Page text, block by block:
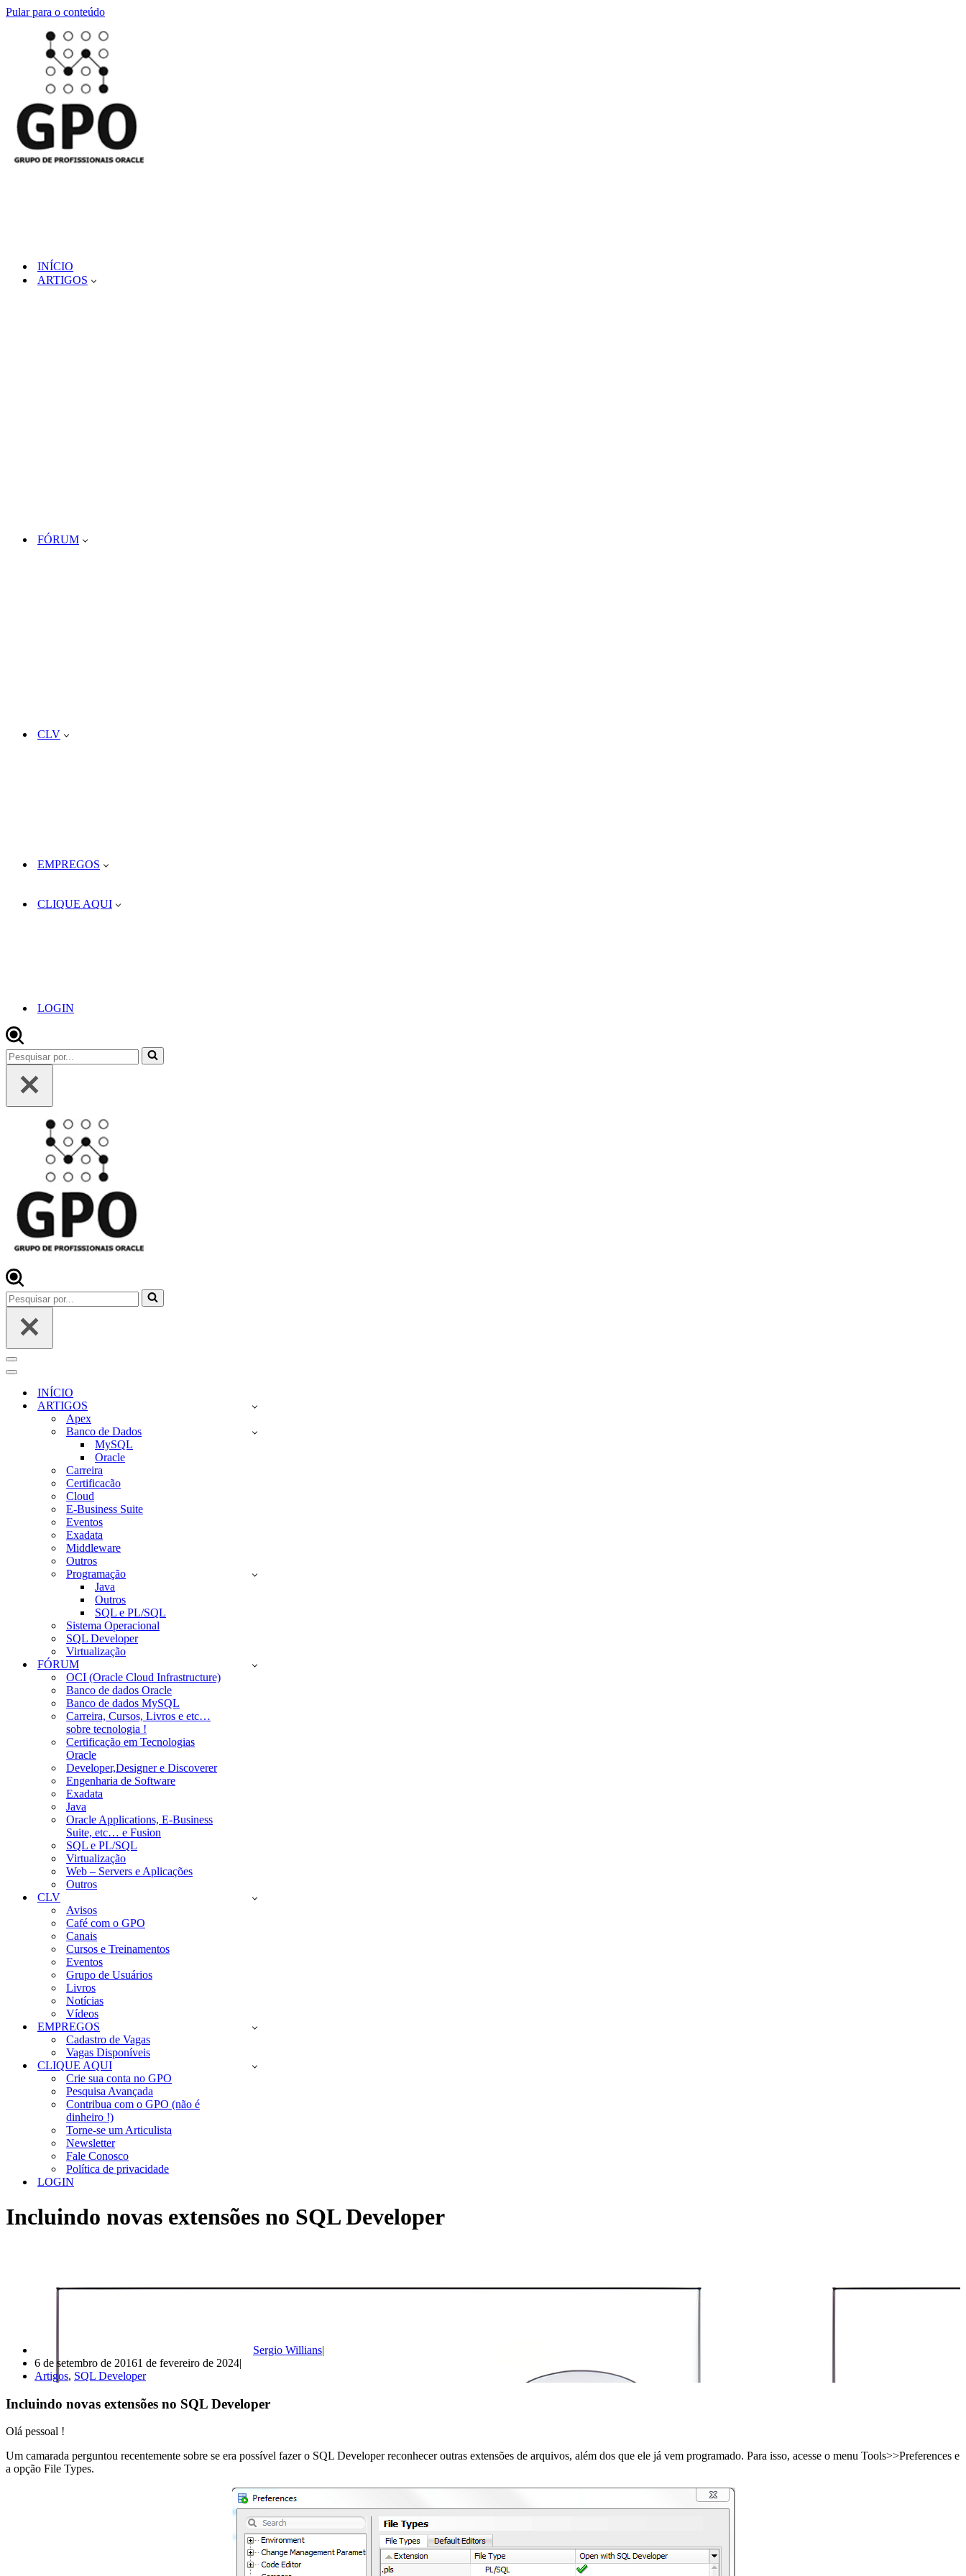
Pular para o conteúdo
INÍCIO
ARTIGOS
FÓRUM
CLV
EMPREGOS
CLIQUE AQUI
LOGIN
Pesquisar
por...
Pesquisar
por...
Menu
de
navegação
Menu
navegaçãoINÍCIO
ARTIGOS
Apex
Banco de Dados
MySQL
Oracle
Carreira
Certificacão
Cloud
E-Business Suite
Eventos
Exadata
Middleware
Outros
Programação
Java
Outros
SQL e PL/SQL
Sistema Operacional
SQL Developer
Virtualização
FÓRUM
OCI (Oracle Cloud Infrastructure)
Banco de dados Oracle
Banco de dados MySQL
Carreira, Cursos, Livros e etc…
sobre tecnologia !
Certificação em Tecnologias
Oracle
Developer,Designer e Discoverer
Engenharia de Software
Exadata
Java
Oracle Applications, E-Business
Suite, etc… e Fusion
SQL e PL/SQL
Virtualização
Web – Servers e Aplicações
Outros
CLV
Avisos
Café com o GPO
Canais
Cursos e Treinamentos
Eventos
Grupo de Usuários
Livros
Notícias
Vídeos
EMPREGOS
Cadastro de Vagas
Vagas Disponíveis
CLIQUE AQUI
Crie sua conta no GPO
Pesquisa Avançada
Contribua com o GPO (não é
dinheiro !)
Torne-se um Articulista
Newsletter
Fale Conosco
Política de privacidade
LOGIN
Incluindo novas extensões no SQL Developer
Sergio Willians
6 de setembro de 20161 de fevereiro de 2024
Artigos, SQL Developer
Incluindo novas extensões no SQL Developer
Olá pessoal !
Um camarada perguntou recentemente sobre se era possível fazer o SQL Developer reconhecer outras extensões de arquivos, além dos que ele já vem programado. Para isso, acesse o menu Tools>>Preferences e
a opção File Types.